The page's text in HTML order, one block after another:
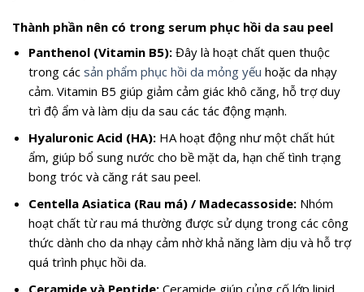
Thành phần nên có trong serum phục hồi da sau peel
Panthenol (Vitamin B5):Đây là hoạt chất quen thuộc
trong các sản phẩm phục hồi da mỏng yếu hoặc da nhạy
cảm. Vitamin B5 giúp giảm cảm giác khô căng, hỗ trợ duy
trì độ ẩm và làm dịu da sau các tác động mạnh.
Hyaluronic Acid (HA): HA hoạt động như một chất hút
ẩm, giúp bổ sung nước cho bề mặt da, hạn chế tình trạng
bong tróc và căng rát sau peel.
Centella Asiatica (Rau má) / Madecassoside:Nhóm
hoạt chất từ rau má thường được sử dụng trong các công
thức dành cho da nhạy cảm nhờ khả năng làm dịu và hỗ trợ
quá trình phục hồi da.
Ceramide và Peptide:Ceramide giúp củng cố lớp lipid